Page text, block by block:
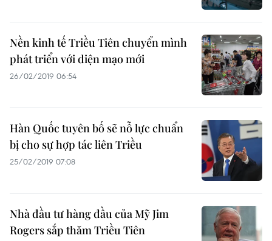
Nền kinh tế Triều Tiên chuyển mình
phát triển với diện mạo mới
26/02/2019 06:54
Hàn Quốc tuyên bố sẽ nỗ lực chuẩn
bị cho sự hợp tác liên Triều
25/02/2019 07:08
Nhà đầu tư hàng đầu của Mỹ Jim
Rogers sắp thăm Triều Tiên